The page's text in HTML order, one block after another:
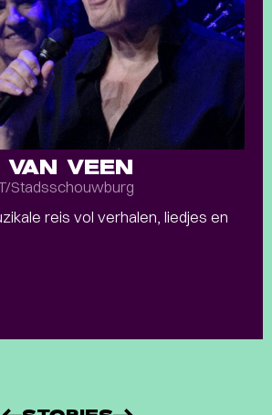
VEEN
Stadsschouwburg
reis vol verhalen, liedjes en